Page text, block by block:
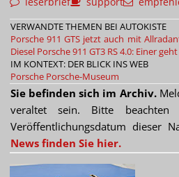
VERWANDTE THEMEN BEI AUTOKISTE
Porsche 911 GTS jetzt auch mit
Diesel Porsche 911 GT3 RS 4.0: Einer
IM KONTEXT: DER BLICK INS WEB
Porsche Porsche-Museum
Sie befinden sich im Archiv.
veraltet sein. Bitte beachten
Veröffentlichungsdatum dieser
News finden Sie hier.